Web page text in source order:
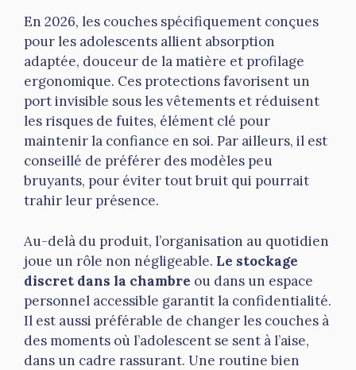
En 2026, les couches spécifiquement conçues
pour les adolescents allient absorption
adaptée, douceur de la matière et profilage
ergonomique. Ces protections favorisent un
port invisible sous les vêtements et réduisent
les risques de fuites, élément clé pour
maintenir la confiance en soi. Par ailleurs, il est
conseillé de préférer des modèles peu
bruyants, pour éviter tout bruit qui pourrait
trahir leur présence.
Au-delà du produit, l’organisation au quotidien
joue un rôle non négligeable. Le stockage
discret dans la chambre ou dans un espace
personnel accessible garantit la confidentialité.
Il est aussi préférable de changer les couches à
des moments où l’adolescent se sent à l’aise,
dans un cadre rassurant. Une routine bien